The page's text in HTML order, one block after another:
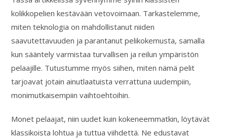
kolikkopelien kestävään vetovoimaan. Tarkastelemme,
miten teknologia on mahdollistanut niiden
saavutettavuuden ja parantanut pelikokemusta, samalla
kun sääntely varmistaa turvallisen ja reilun ympäristön
pelaajille. Tutustumme myös siihen, miten nämä pelit
tarjoavat jotain ainutlaatuista verrattuna uudempiin,
monimutkaisempiin vaihtoehtoihin.
Monet pelaajat, niin uudet kuin kokeneemmatkin, löytävät
klassikoista lohtua ja tuttua viihdettä. Ne edustavat